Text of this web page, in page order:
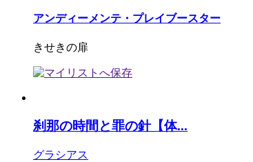
アンディーメンテ・プレイブースター
きせきの扉
刹那の時間と罪の針【体...
グラシアス